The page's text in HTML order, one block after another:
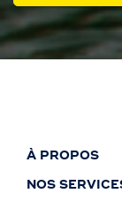
À PROPOS
NOS